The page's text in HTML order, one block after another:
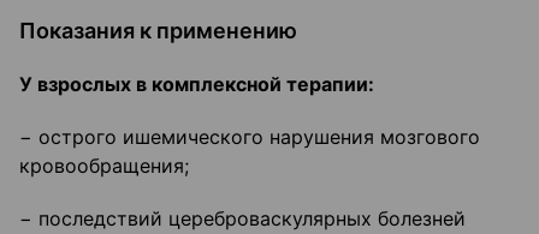
Показания к применению
У взрослых в комплексной терапии:
− острого ишемического нарушения мозгового
кровообращения;
− последствий цереброваскулярных болезней